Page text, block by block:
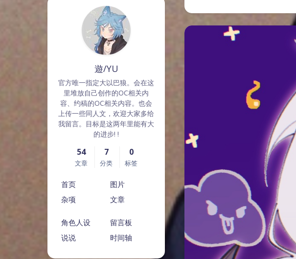
遊/YU
官方唯一指定大以巴狼。会在这
里堆放自己创作的OC相关内
容、约稿的OC相关内容。也会
上传一些同人文，欢迎大家多给
我留言。目标是这两年里能有大
的进步! !
54
文章
7
分类
0
标签
首页
图片
杂项
文章
角色人设
留言板
说说
时间轴